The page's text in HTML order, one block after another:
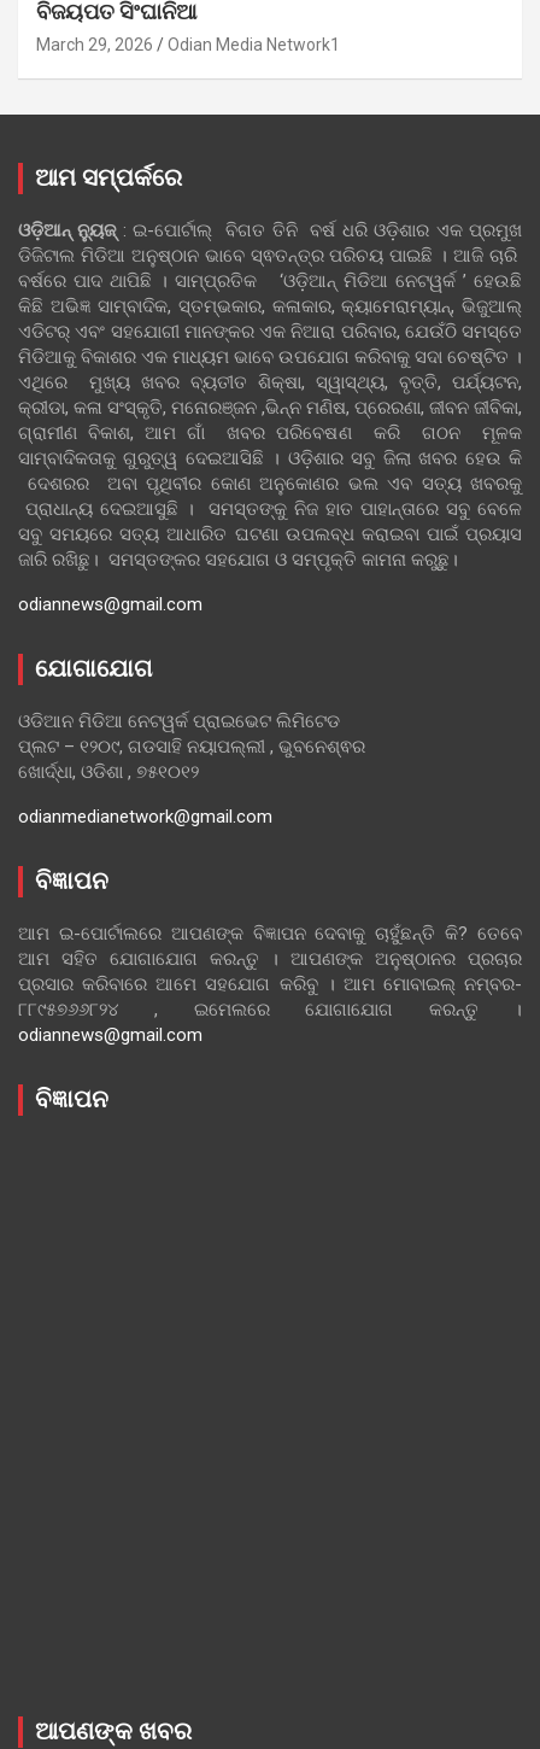
ବିଜୟପତ ସିଂଘାନିଆ
March 29, 2026 Odian Media Network1
ଆମ ସମ୍ପର୍କରେ
ଓଡ଼ିଆନ୍‍ ନ୍ୟୁଜ୍‍: ଇ-ପୋର୍ଟାଲ୍ ବିଗତ ତିନି ବର୍ଷ ଧରି ଓଡ଼ିଶାର ଏକ ପ୍ରମୁଖ
ଡିଜିଟାଲ ମିଡିଆ ଅନୁଷ୍ଠାନ ଭାବେ ସ୍ଵତନ୍ତ୍ର ପରିଚୟ ପାଇଛି । ଆଜି ଚାରି
ବର୍ଷରେ ପାଦ ଥାପିଛି । ସାମ୍ପ୍ରତିକ ‘ଓଡ଼ିଆନ୍‍ ମିଡିଆ ନେଟୱର୍କ ’ ହେଉଛି
କିଛି ଅଭିଜ୍ଞ ସାମ୍ବାଦିକ, ସ୍ତମ୍ଭକାର, କଳାକାର, କ୍ୟାମେରାମ୍ୟାନ୍, ଭିଜୁଆଲ୍
ଏଡିଟର୍ ଏବଂ ସହଯୋଗୀ ମାନଙ୍କର ଏକ ନିଆରା ପରିବାର, ଯେଉଁଠି ସମସ୍ତେ
ମିଡିଆକୁ ବିକାଶର ଏକ ମାଧ୍ୟମ ଭାବେ ଉପଯୋଗ କରିବାକୁ ସଦା ଚେଷ୍ଟିତ ।
ଏଥିରେ ମୁଖ୍ୟ ଖବର ବ୍ୟତୀତ ଶିକ୍ଷା, ସ୍ୱାସ୍ଥ୍ୟ, ବୃତ୍ତି, ପର୍ଯ୍ୟଟନ,
କ୍ରୀଡା, କଳା ସଂସ୍କୃତି, ମନୋରଞ୍ଜନ ,ଭିନ୍ନ ମଣିଷ, ପ୍ରେରଣା, ଜୀବନ ଜୀବିକା,
ଗ୍ରାମୀଣ ବିକାଶ, ଆମ ଗାଁ ଖବର ପରିବେଷଣ କରି ଗଠନ ମୂଳକ
ସାମ୍ବାଦିକତାକୁ ଗୁରୁତ୍ୱ ଦେଇଆସିଛି । ଓଡ଼ିଶାର ସବୁ ଜିଲା ଖବର ହେଉ କି
ଦେଶରର ଅବା ପୃଥିବୀର କୋଣ ଅନୁକୋଣର ଭଲ ଏବ ସତ୍ୟ ଖବରକୁ
ପ୍ରାଧାନ୍ୟ ଦେଇଆସୁଛି । ସମସ୍ତଙ୍କୁ ନିଜ ହାତ ପାହାନ୍ତାରେ ସବୁ ବେଳେ
ସବୁ ସମୟରେ ସତ୍ୟ ଆଧାରିତ ଘଟଣା ଉପଲବ୍ଧ କରାଇବା ପାଇଁ ପ୍ରୟାସ
ଜାରି ରଖିଛୁ। ସମସ୍ତଙ୍କର ସହଯୋଗ ଓ ସମ୍ପୃକ୍ତି କାମନା କରୁଛୁ।
odiannews@gmail.com
ଯୋଗାଯୋଗ
ଓଡିଆନ ମିଡିଆ ନେଟୱର୍କ ପ୍ରାଇଭେଟ ଲିମିଟେଡ
ପ୍ଲଟ – ୧୨୦୯, ଗଡସାହି ନୟାପଲ୍ଲୀ , ଭୁବନେଶ୍ଵର
ଖୋର୍ଦ୍ଧା, ଓଡିଶା , ୭୫୧୦୧୨
odianmedianetwork@gmail.com
ବିଜ୍ଞାପନ
ଆମ ଇ-ପୋର୍ଟାଲରେ ଆପଣଙ୍କ ବିଜ୍ଞାପନ ଦେବାକୁ ଚାହୁଁଛନ୍ତି କି? ତେବେ
ଆମ ସହିତ ଯୋଗାଯୋଗ କରନ୍ତୁ । ଆପଣଙ୍କ ଅନୁଷ୍ଠାନର ପ୍ରଚାର
ପ୍ରସାର କରିବାରେ ଆମେ ସହଯୋଗ କରିବୁ । ଆମ ମୋବାଇଲ୍ ନମ୍ବର-
୮୮୯୫୭୬୬୮୨୪ , ଇମେଲରେ ଯୋଗାଯୋଗ କରନ୍ତୁ ।
odiannews@gmail.com
ବିଜ୍ଞାପନ
ଆପଣଙ୍କ ଖବର